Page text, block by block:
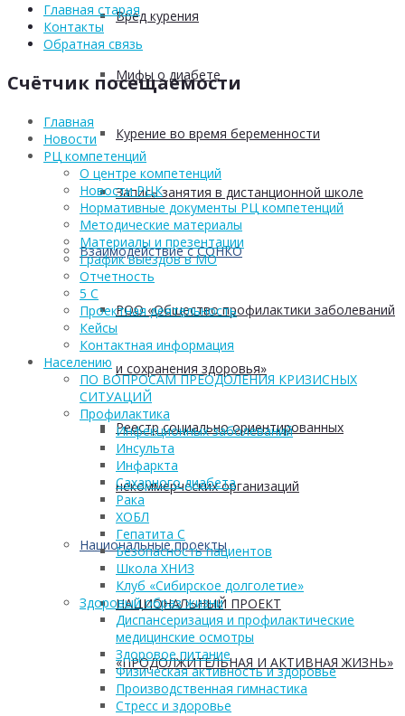
Вред курения
Мифы о диабете
Курение во время беременности
Запись занятия в дистанционной школе
Взаимодействие с СОНКО
РОО «Общество профилактики заболеваний
и сохранения здоровья»
Реестр социально ориентированных
некоммерческих организаций
Национальные проекты
НАЦИОНАЛЬНЫЙ ПРОЕКТ
«ПРОДОЛЖИТЕЛЬНАЯ И АКТИВНАЯ ЖИЗНЬ»
Главная старая
Контакты
Обратная связь
Счётчик посещаемости
Главная
Новости
РЦ компетенций
О центре компетенций
Новости РЦК
Нормативные документы РЦ компетенций
Методические материалы
Материалы и презентации
График выездов в МО
Отчетность
5 С
Проектная деятельность
Кейсы
Контактная информация
Населению
ПО ВОПРОСАМ ПРЕОДОЛЕНИЯ КРИЗИСНЫХ
СИТУАЦИЙ
Профилактика
Инфекционных заболеваний
Инсульта
Инфаркта
Сахарного диабета
Рака
ХОБЛ
Гепатита С
Безопасность пациентов
Школа ХНИЗ
Клуб «Сибирское долголетие»
Здоровый образ жизни
Диспансеризация и профилактические
медицинские осмотры
Здоровое питание
Физическая активность и здоровье
Производственная гимнастика
Стресс и здоровье